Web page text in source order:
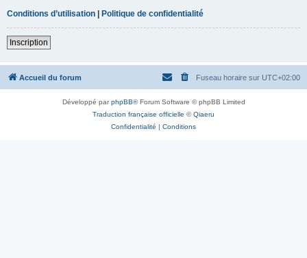
Conditions d’utilisation | Politique de confidentialité
Inscription
Accueil du forum Fuseau horaire sur UTC+02:00
Développé parphpBB® Forum Software © phpBB Limited
Traduction française officielle ©Qiaeru
Confidentialité | Conditions